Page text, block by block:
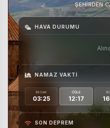
ŞEHIRDEN
HAVA DURUMU
NAMAZ VAKTI
İMSAK
03:25
ÖĞLE
12:17
SON DEPREM